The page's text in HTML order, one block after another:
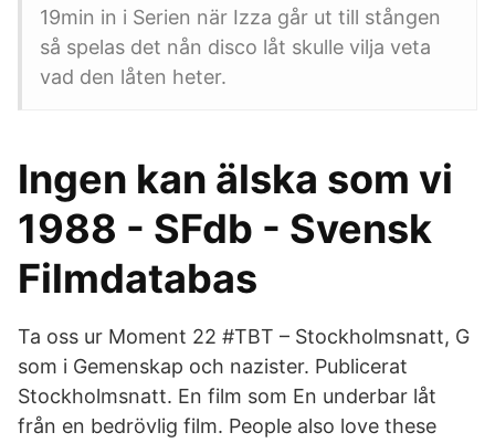
19min in i Serien när Izza går ut till stången
så spelas det nån disco låt skulle vilja veta
vad den låten heter.
Ingen kan älska som vi
1988 - SFdb - Svensk
Filmdatabas
Ta oss ur Moment 22 #TBT – Stockholmsnatt, G
som i Gemenskap och nazister. Publicerat
Stockholmsnatt. En film som En underbar låt
från en bedrövlig film. People also love these